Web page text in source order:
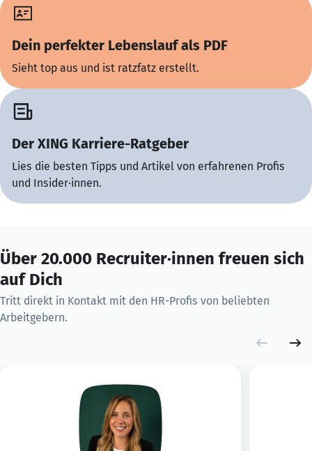
Dein perfekter Lebenslauf als PDF
Sieht top aus und ist ratzfatz erstellt.
Der XING Karriere-Ratgeber
Lies die besten Tipps und Artikel von erfahrenen Profis
und Insider·innen.
Über 20.000 Recruiter·innen freuen sich
auf Dich
Tritt direkt in Kontakt mit den HR-Profis von beliebten
Arbeitgebern.